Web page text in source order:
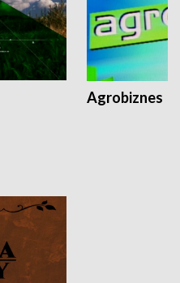
Agrobiznes